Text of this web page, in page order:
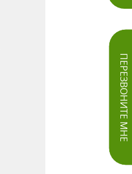
ПЕРЕЗВОНИТЕ МНЕ